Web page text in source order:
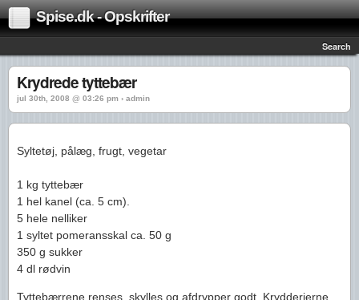
Spise.dk - Opskrifter
Search
Krydrede tyttebær
jul 30th, 2008 @ 03:26 pm › admin
Syltetøj, pålæg, frugt, vegetar
1 kg tyttebær
1 hel kanel (ca. 5 cm).
5 hele nelliker
1 syltet pomeransskal ca. 50 g
350 g sukker
4 dl rødvin
Tyttebærrene renses, skylles og afdrypper godt. Krydderierne